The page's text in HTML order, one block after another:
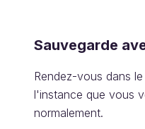
Sauvegarde
Rendez-vous dans
l'instance que vous
normalement.